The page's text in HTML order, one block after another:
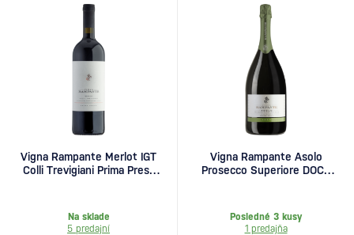
Vigna Rampante Merlot IGT
Colli Trevigiani Prima Presa
Na sklade
5 predajní
Vigna Rampante Asolo
Prosecco Superiore DOCG
Posledné 3 kusy
1 predajňa